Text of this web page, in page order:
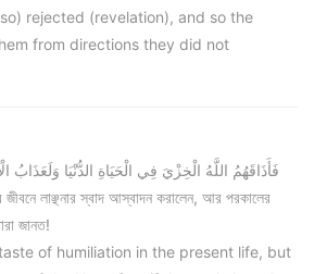
rejected (revelation), and so the
from directions they did not
فَأَذَاقَهُمُ اللَّهُ الْخِزْيَ فِي الْحَيَاةِ الدُّنْيَا وَلَعَذَابُ
লাঞ্ছনার স্বাদ আস্বাদন করালেন, আর পরকালের
জানত!
of humiliation in the present life, but